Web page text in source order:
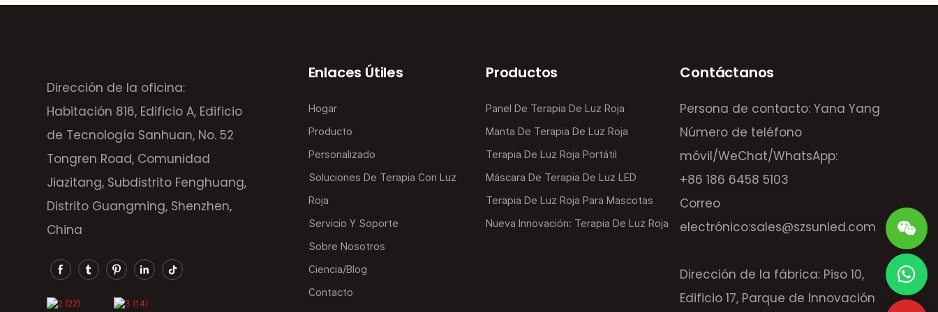
Dirección de la oficina:
Habitación 816, Edificio A, Edificio
de Tecnología Sanhuan, No. 52
Tongren Road, Comunidad
Jiazitang, Subdistrito Fenghuang,
Distrito Guangming, Shenzhen,
China
Enlaces Útiles
Hogar
Producto
Personalizado
Soluciones De Terapia Con Luz
Roja
Servicio Y Soporte
Sobre Nosotros
Ciencia/blog
Contacto
Productos
Panel De Terapia De Luz Roja
Manta De Terapia De Luz Roja
Terapia De Luz Roja Portátil
Máscara De Terapia De Luz LED
Terapia De Luz Roja Para Mascotas
Nueva Innovación: Terapia De Luz Roja
Contáctanos
Persona de contacto: Yana Yang
Número de teléfono
móvil/WeChat/WhatsApp:
+86 186 6458 5103
Correo
electrónico:sales@szsunled.com
Dirección de la fábrica: Piso 10,
Edificio 17, Parque de Innovación